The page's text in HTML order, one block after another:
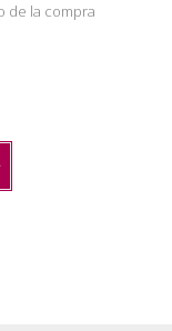
de la compra